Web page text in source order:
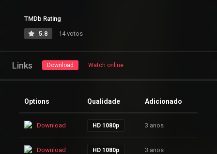
TMDb Rating
5.8 14 votos
Links Download Watch online
Options Qualidade Adicionado
Download HD 1080p 3 anos
Download HD 1080p 3 anos